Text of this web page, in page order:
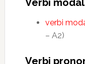
Verbi
verbi
– A2)
Verbi